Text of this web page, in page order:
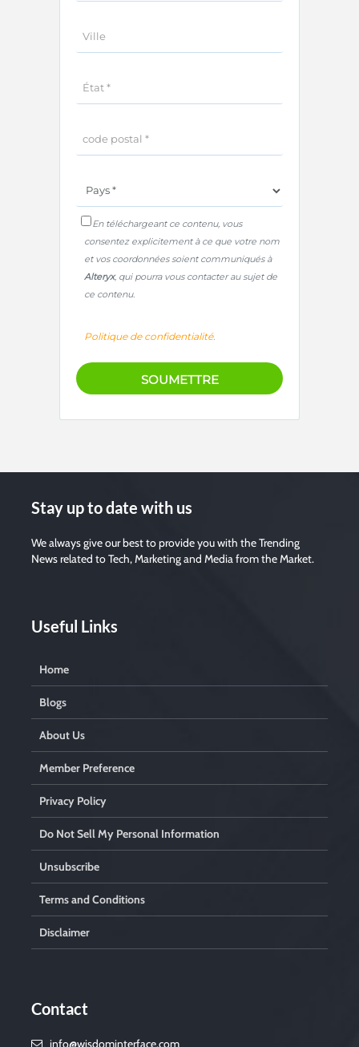
En téléchargeant ce contenu, vous
consentez explicitement à ce que votre nom
et vos coordonnées soient communiqués à
Alteryx, qui pourra vous contacter au sujet de
ce contenu.
Politique de confidentialité.
Stay up to date with us
We always give our best to provide you with the Trending
News related to Tech, Marketing and Media from the Market.
Useful Links
Home
Blogs
About Us
Member Preference
Privacy Policy
Do Not Sell My Personal Information
Unsubscribe
Terms and Conditions
Disclaimer
Contact
info@wisdominterface.com